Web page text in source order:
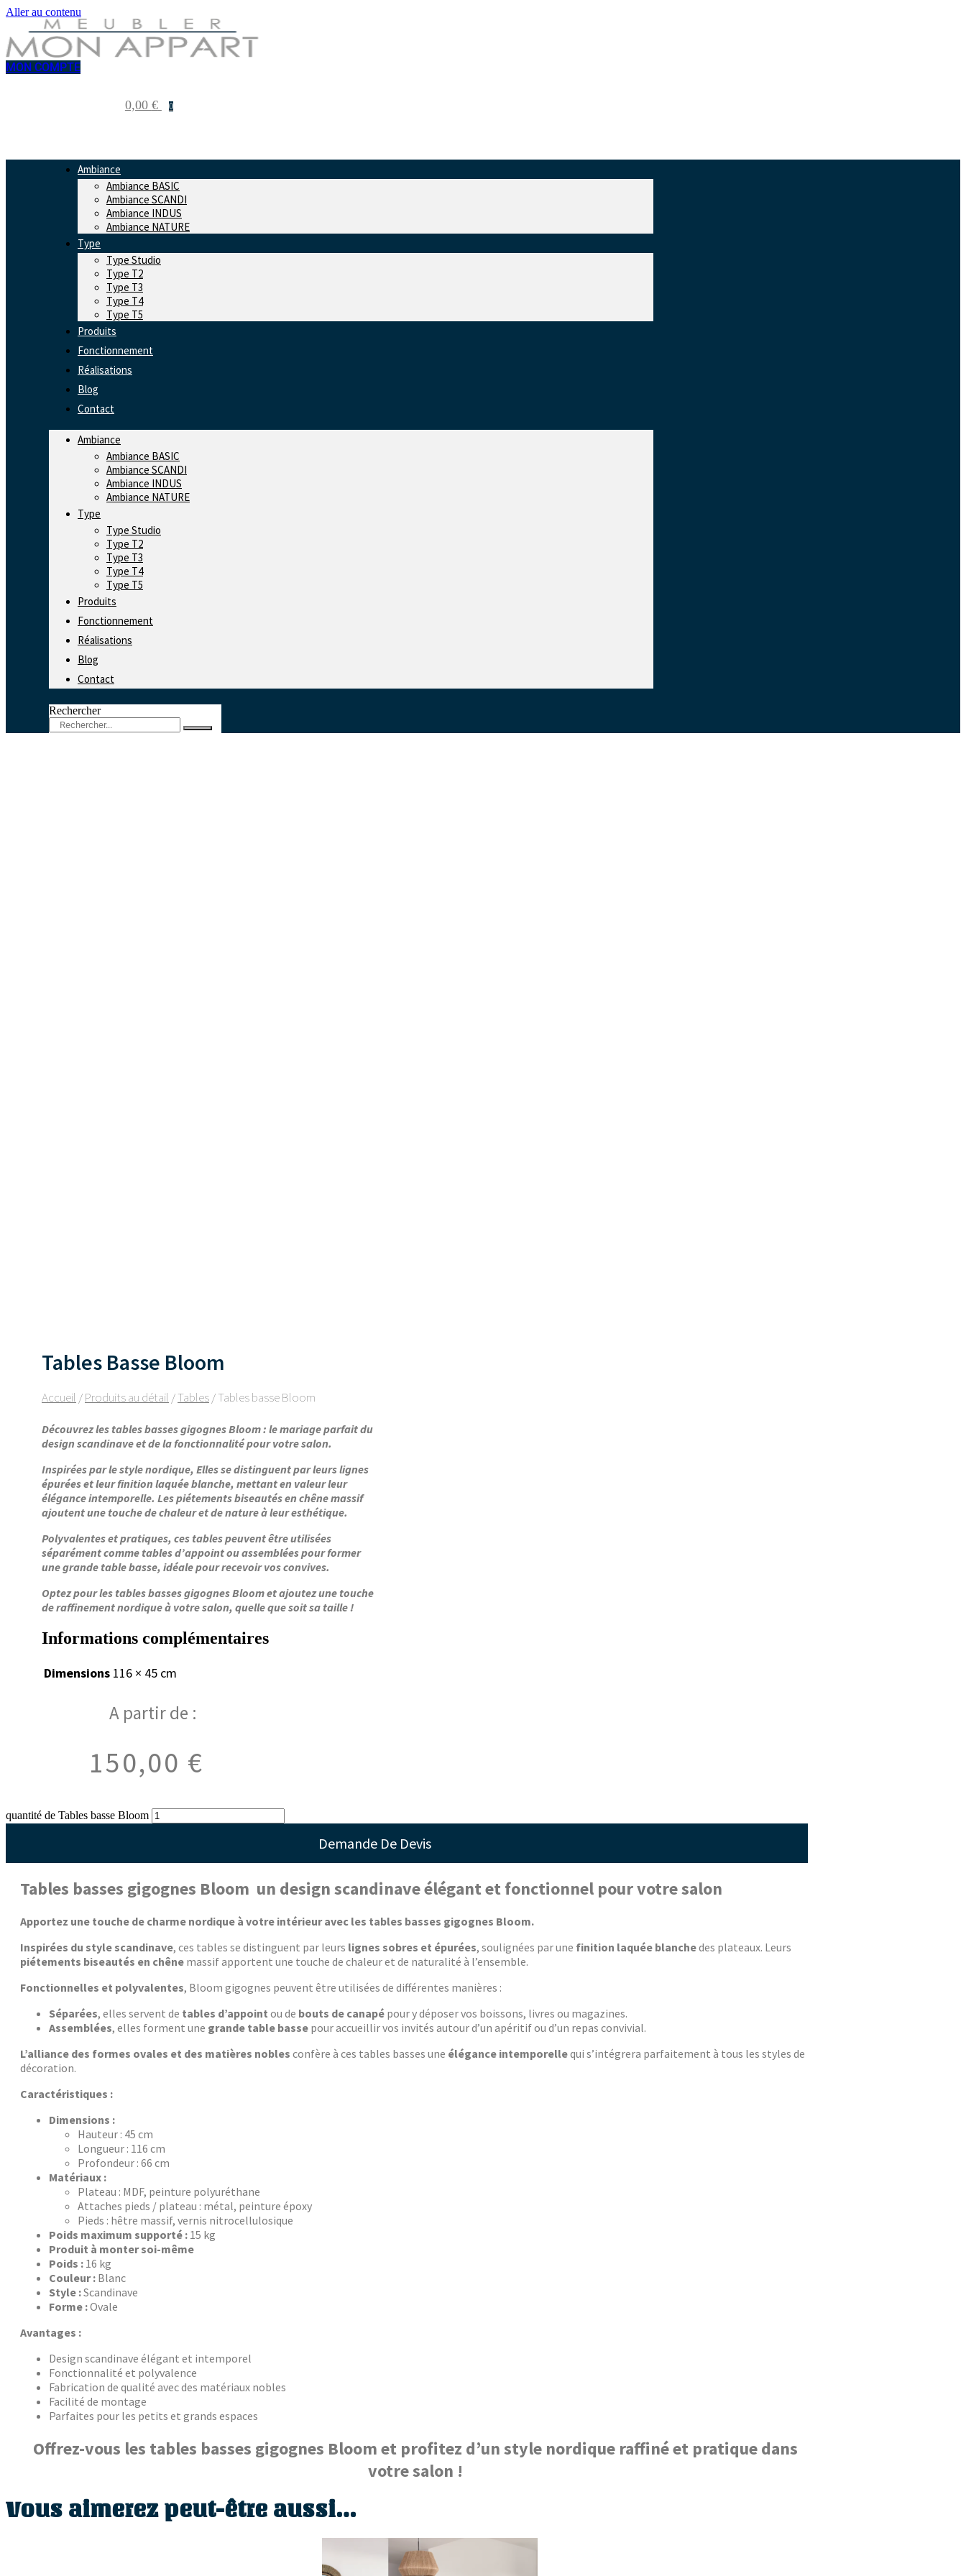
Aller au contenu
MON COMPTE
0,00 € 0
Ambiance
Ambiance BASIC
Ambiance SCANDI
Ambiance INDUS
Ambiance NATURE
Type
Type Studio
Type T2
Type T3
Type T4
Type T5
Produits
Fonctionnement
Réalisations
Blog
Contact
Ambiance
Ambiance BASIC
Ambiance SCANDI
Ambiance INDUS
Ambiance NATURE
Type
Type Studio
Type T2
Type T3
Type T4
Type T5
Produits
Fonctionnement
Réalisations
Blog
Contact
Rechercher
Tables Basse Bloom
Accueil /Produits au détail /Tables/ Tables basse Bloom
Découvrez les tables basses gigognes Bloom : le mariage parfait du
design scandinave et de la fonctionnalité pour votre salon.
Inspirées par le style nordique, Elles se distinguent par leurs lignes
épurées et leur finition laquée blanche, mettant en valeur leur
élégance intemporelle. Les piétements biseautés en chêne massif
ajoutent une touche de chaleur et de nature à leur esthétique.
Polyvalentes et pratiques, ces tables peuvent être utilisées
séparément comme tables d’appoint ou assemblées pour former
une grande table basse, idéale pour recevoir vos convives.
Optez pour les tables basses gigognes Bloom et ajoutez une touche
de raffinement nordique à votre salon, quelle que soit sa taille !
Informations complémentaires
Dimensions 116 × 45 cm
A partir de :
150,00 €
quantité de Tables basse Bloom
Demande De Devis
Tables basses gigognes Bloom un design scandinave élégant et fonctionnel pour votre salon
Apportez une touche de charme nordique à votre intérieur avec les tables basses gigognes Bloom.
Inspirées du style scandinave, ces tables se distinguent par leurs lignes sobres et épurées, soulignées par une finition laquée blanchedes plateaux. Leurs
piétements biseautés en chêne massif apportent une touche de chaleur et de naturalité à l’ensemble.
Fonctionnelles et polyvalentes, Bloom gigognes peuvent être utilisées de différentes manières :
Séparées, elles servent de tables d’appoint ou de bouts de canapé pour y déposer vos boissons, livres ou magazines.
Assemblées, elles forment une grande table basse pour accueillir vos invités autour d’un apéritif ou d’un repas convivial.
L’alliance des formes ovales et des matières nobles confère à ces tables basses une élégance intemporellequi s’intégrera parfaitement à tous les styles de
décoration.
Caractéristiques :
Dimensions :
Hauteur : 45 cm
Longueur : 116 cm
Profondeur : 66 cm
Matériaux :
Plateau : MDF, peinture polyuréthane
Attaches pieds / plateau : métal, peinture époxy
Pieds : hêtre massif, vernis nitrocellulosique
Poids maximum supporté : 15 kg
Produit à monter soi-même
Poids : 16 kg
Couleur : Blanc
Style :Scandinave
Forme :Ovale
Avantages :
Design scandinave élégant et intemporel
Fonctionnalité et polyvalence
Fabrication de qualité avec des matériaux nobles
Facilité de montage
Parfaites pour les petits et grands espaces
Offrez-vous les tables basses gigognes Bloom et profitez d’un style nordique raffiné et pratique dans
votre salon !
Vous aimerez peut-être aussi…